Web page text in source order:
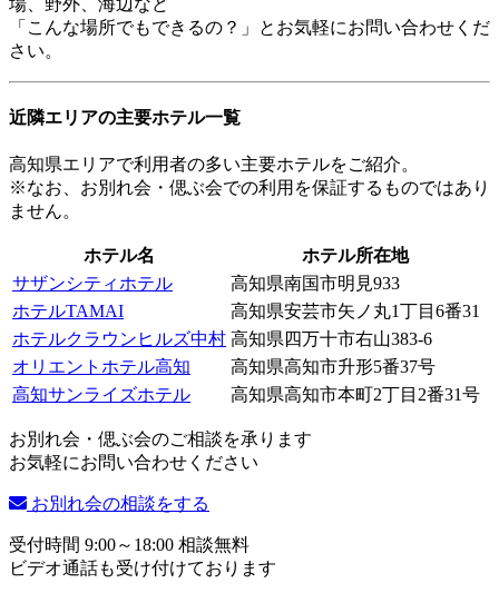
場、野外、海辺など
「こんな場所でもできるの？」とお気軽にお問い合わせくだ
さい。
近隣エリアの主要ホテル一覧
高知県エリアで利用者の多い主要ホテルをご紹介。
※なお、お別れ会・偲ぶ会での利用を保証するものではあり
ません。
ホテル名
ホテル所在地
サザンシティホテル
高知県南国市明見933
ホテルTAMAI
高知県安芸市矢ノ丸1丁目6番31
ホテルクラウンヒルズ中村 高知県四万十市右山383-6
オリエントホテル高知
高知県高知市升形5番37号
高知サンライズホテル
高知県高知市本町2丁目2番31号
お別れ会・偲ぶ会のご相談を承ります
お気軽にお問い合わせください
お別れ会の相談をする
受付時間 9:00～18:00 相談無料
ビデオ通話も受け付けております